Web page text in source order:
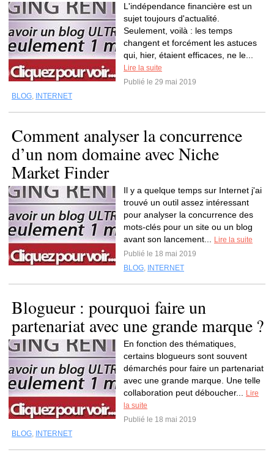
L'indépendance financière est un
sujet toujours d'actualité.
Seulement, voilà : les temps
changent et forcément les astuces
qui, hier, étaient efficaces, ne le...
Lire la suite
Publié le 29 mai 2019
BLOG, INTERNET
Comment analyser la concurrence
d’un nom domaine avec Niche
Market Finder
Il y a quelque temps sur Internet j'ai
trouvé un outil assez intéressant
pour analyser la concurrence des
mots-clés pour un site ou un blog
avant son lancement...
Lire la suite
Publié le 18 mai 2019
BLOG, INTERNET
Blogueur : pourquoi faire un
partenariat avec une grande marque ?
En fonction des thématiques,
certains blogueurs sont souvent
démarchés pour faire un partenariat
avec une grande marque. Une telle
collaboration peut déboucher...
Lire
la suite
Publié le 18 mai 2019
BLOG, INTERNET